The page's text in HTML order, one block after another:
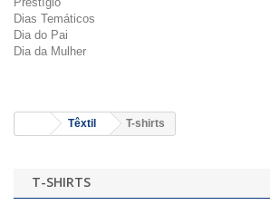
Dias Temáticos
Dia do Pai
Dia da Mulher
Têxtil T-shirts
T-SHIRTS